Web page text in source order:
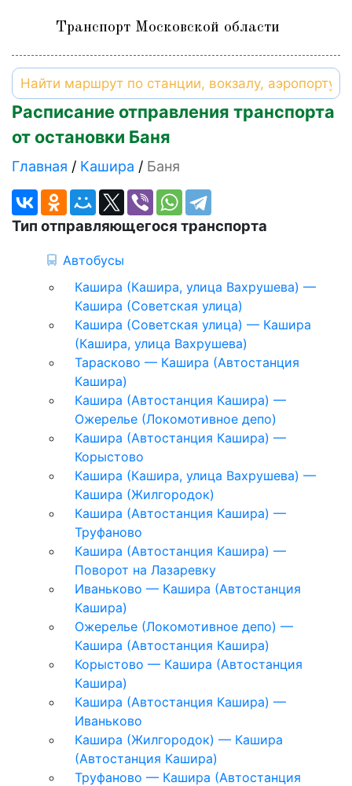
Транспорт Московской области
Расписание отправления транспорта
от остановки Баня
Главная Кашира Баня
Тип отправляющегося транспорта
Автобусы
Кашира (Кашира, улица Вахрушева) —
Кашира (Советская улица)
Кашира (Советская улица) — Кашира
(Кашира, улица Вахрушева)
Тарасково — Кашира (Автостанция
Кашира)
Кашира (Автостанция Кашира) —
Ожерелье (Локомотивное депо)
Кашира (Автостанция Кашира) —
Корыстово
Кашира (Кашира, улица Вахрушева) —
Кашира (Жилгородок)
Кашира (Автостанция Кашира) —
Труфаново
Кашира (Автостанция Кашира) —
Поворот на Лазаревку
Иваньково — Кашира (Автостанция
Кашира)
Ожерелье (Локомотивное депо) —
Кашира (Автостанция Кашира)
Корыстово — Кашира (Автостанция
Кашира)
Кашира (Автостанция Кашира) —
Иваньково
Кашира (Жилгородок) — Кашира
(Автостанция Кашира)
Труфаново — Кашира (Автостанция